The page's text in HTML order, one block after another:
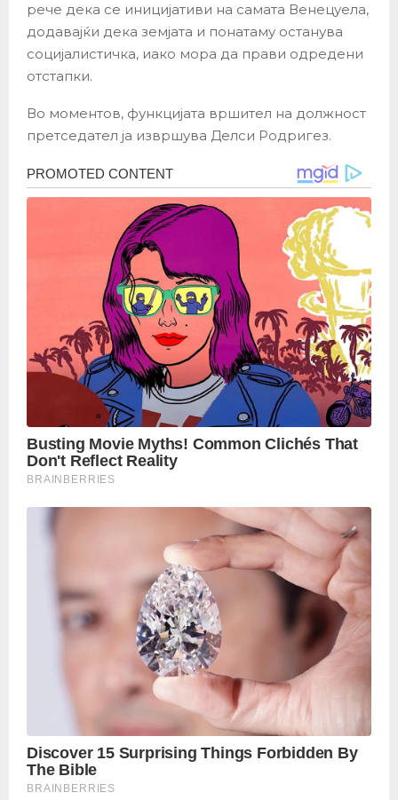
рече дека се иницијативи на самата Венецуела,
додавајќи дека земјата и понатаму останува
социјалистичка, иако мора да прави одредени
отстапки.
Во моментов, функцијата вршител на должност
претседател ја извршува Делси Родригез.